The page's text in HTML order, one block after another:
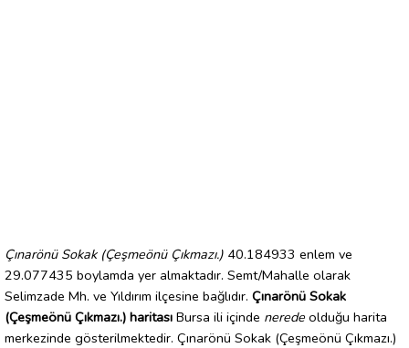
Çınarönü Sokak (Çeşmeönü Çıkmazı.) 40.184933 enlem ve
29.077435 boylamda yer almaktadır. Semt/Mahalle olarak
Selimzade Mh. ve Yıldırım ilçesine bağlıdır. Çınarönü Sokak
(Çeşmeönü Çıkmazı.) haritası Bursa ili içinde nerede olduğu harita
merkezinde gösterilmektedir. Çınarönü Sokak (Çeşmeönü Çıkmazı.)